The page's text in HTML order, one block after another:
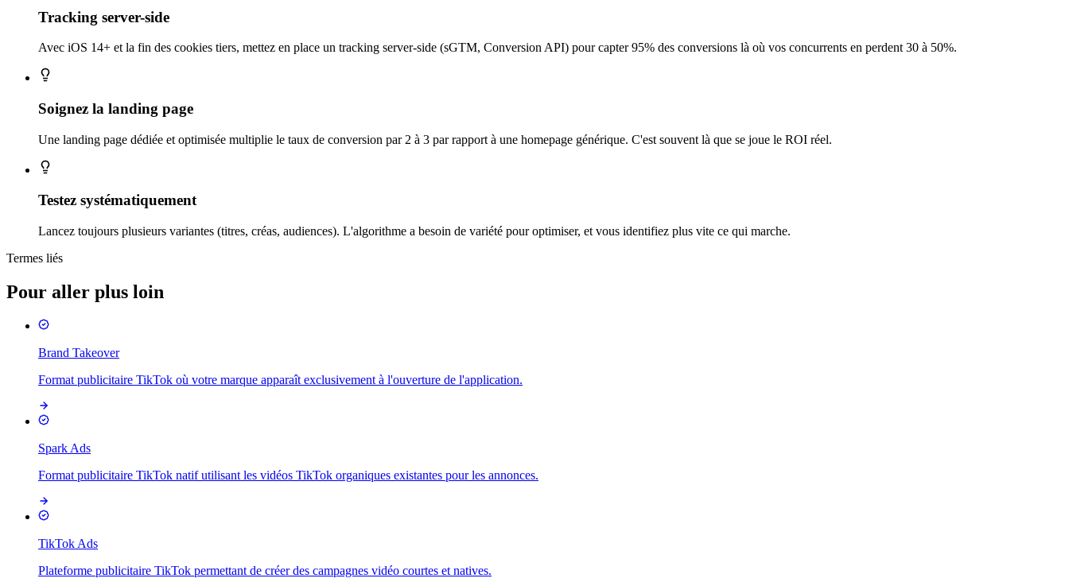
Tracking server-side
Avec iOS 14+ et la fin des cookies tiers, mettez en place un tracking server-side (sGTM, Conversion API) pour capter 95% des conversions là où vos concurrents en perdent 30 à 50%.
Soignez la landing page
Une landing page dédiée et optimisée multiplie le taux de conversion par 2 à 3 par rapport à une homepage générique. C'est souvent là que se joue le ROI réel.
Testez systématiquement
Lancez toujours plusieurs variantes (titres, créas, audiences). L'algorithme a besoin de variété pour optimiser, et vous identifiez plus vite ce qui marche.
Termes liés
Pour aller plus loin
Brand Takeover
Format publicitaire TikTok où votre marque apparaît exclusivement à l'ouverture de l'application.
Spark Ads
Format publicitaire TikTok natif utilisant les vidéos TikTok organiques existantes pour les annonces.
TikTok Ads
Plateforme publicitaire TikTok permettant de créer des campagnes vidéo courtes et natives.